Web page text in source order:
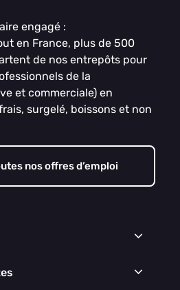
engagé :
en France, plus de 500
de nos entrepôts pour
de la
et commerciale) en
surgelé, boissons et non
nos offres d’emploi